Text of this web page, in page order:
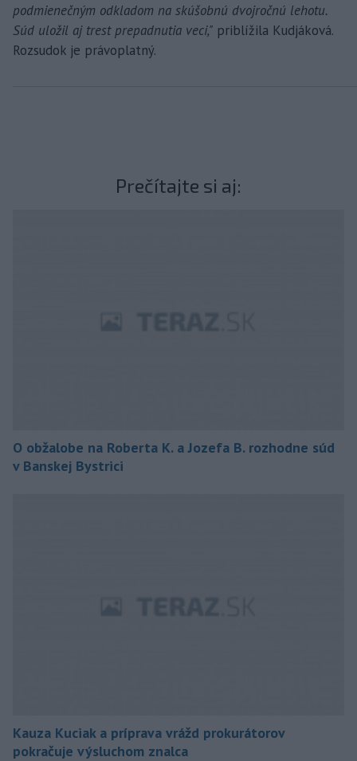
podmienečným odkladom na skúšobnú dvojročnú lehotu.
Súd uložil aj trest prepadnutia veci," priblížila Kudjáková.
Rozsudok je právoplatný.
Prečítajte si aj:
O obžalobe na Roberta K. a Jozefa B. rozhodne súd
v Banskej Bystrici
Kauza Kuciak a príprava vrážd prokurátorov
pokračuje výsluchom znalca